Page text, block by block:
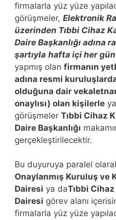
firmalarla yüz yüze
görüşmeler, Elektronik
üzerinden Tıbbi Cihaz
Daire Başkanlığı adına
şartıyla hafta içi her gün
yapmış olan firmanın
adına resmi
olduğuna dair
onaylısı) olan kişilerle
görüşmeler Tıbbi Cihaz
Daire Başkanlığı
gerçekleştirilecektir.
Bu duyuruya paralel
Onaylanmış Kuruluş ve
Dairesi ya daTıbbi
Dairesi görev alanı
firmalarla yüz yüze